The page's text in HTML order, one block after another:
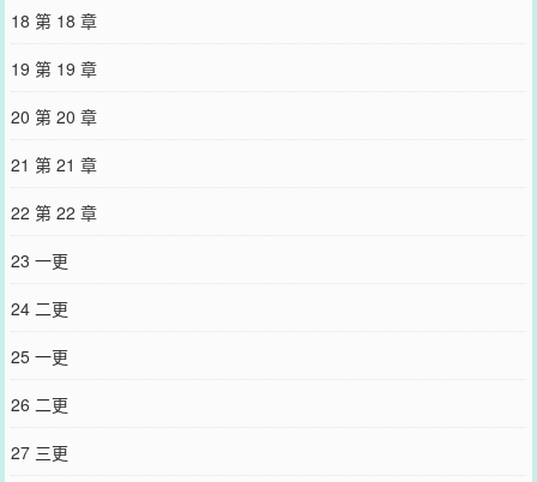
18 第 18 章
19 第 19 章
20 第 20 章
21 第 21 章
22 第 22 章
23 一更
24 二更
25 一更
26 二更
27 三更